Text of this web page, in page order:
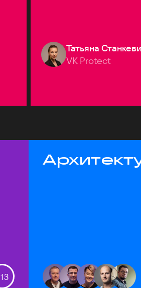
Татьяна
VK Protect
13